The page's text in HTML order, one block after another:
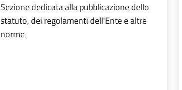
Sezione dedicata alla pubblicazione dello
statuto, dei regolamenti dell'Ente e altre
norme